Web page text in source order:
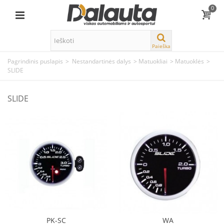
0
Paieška
Pagrindinis puslapis > Nestandartinės dalys > Matuokliai > Matuoklės >
SLIDE
SLIDE
PK-SC WA